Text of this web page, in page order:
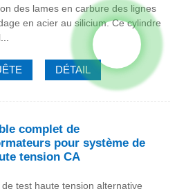
des lames en carbure des lignes
en acier au silicium. Ce cylindre
DÉTAIL
complet de
pour système de
tension CA
de test haute tension alternative